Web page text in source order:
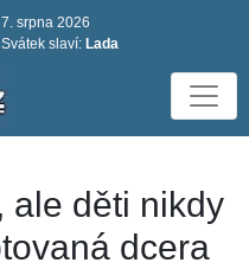
7. srpna 2026
Svátek slaví: Lada
ale děti nikdy
dcera